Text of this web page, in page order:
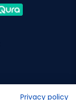
Privacy policy